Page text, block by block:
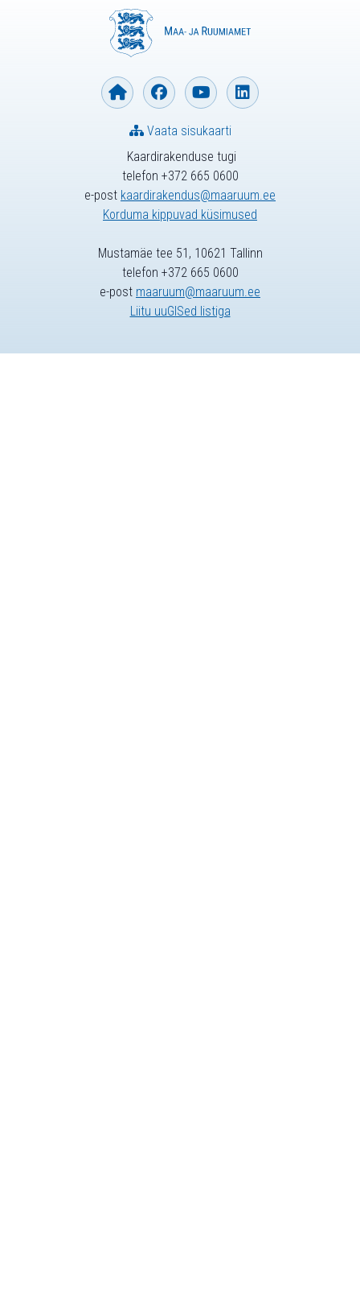
Kaardirakenduse tugi
telefon +372 665 0600
e-post kaardirakendus@maaruum.ee
Korduma kippuvad küsimused
Vaata sisukaarti
Mustamäe tee 51, 10621 Tallinn
telefon +372 665 0600
e-post maaruum@maaruum.ee
Liitu uuGISed listiga